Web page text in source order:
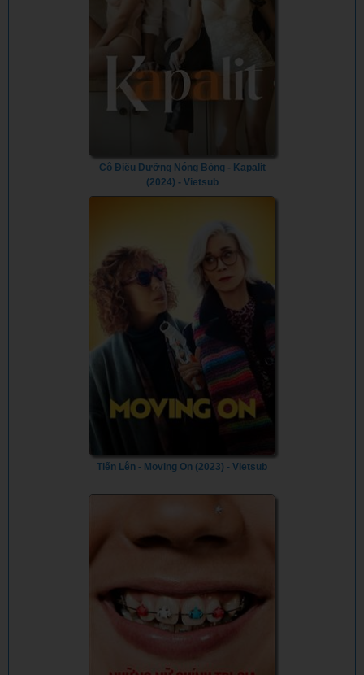
Cô Điều Dưỡng Nóng Bỏng - Kapalit
(2024) - Vietsub
Tiến Lên - Moving On (2023) - Vietsub